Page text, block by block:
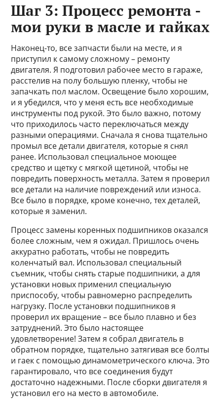
Шаг 3: Процесс ремонта -
мои руки в масле и гайках
Наконец-то, все запчасти были на месте, и я
приступил к самому сложному – ремонту
двигателя. Я подготовил рабочее место в гараже,
расстелив на полу большую пленку, чтобы не
запачкать пол маслом. Освещение было хорошим,
и я убедился, что у меня есть все необходимые
инструменты под рукой. Это было важно, потому
что приходилось часто переключаться между
разными операциями. Сначала я снова тщательно
промыл все детали двигателя, которые я снял
ранее. Использовал специальное моющее
средство и щетку с мягкой щетиной, чтобы не
повредить поверхность металла. Затем я проверил
все детали на наличие повреждений или износа.
Все было в порядке, кроме конечно, тех деталей,
которые я заменил.
Процесс замены коренных подшипников оказался
более сложным, чем я ожидал. Пришлось очень
аккуратно работать, чтобы не повредить
коленчатый вал. Использовал специальный
съемник, чтобы снять старые подшипники, а для
установки новых применил специальную
приспособу, чтобы равномерно распределить
нагрузку. После установки подшипников я
проверил их вращение – все было плавно и без
затруднений. Это было настоящее
удовлетворение! Затем я собрал двигатель в
обратном порядке, тщательно затягивая все болты
и гаек с помощью динамометрического ключа. Это
гарантировало, что все соединения будут
достаточно надежными. После сборки двигателя я
установил его на место в автомобиле.